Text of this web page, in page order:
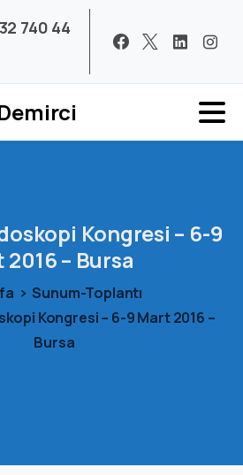
740 44
Kongresi – 6-9
2016– Bursa
Sunum-Toplantı
Kongresi – 6-9 Mart 2016 –
Bursa